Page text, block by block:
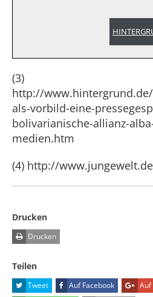
(3)
http://
als-vorbild-eine-
bolivarianische-allianz-
medien.htm
(4) http://
Drucken
Drucken
Teilen
Tweet Auf Facebook Auf